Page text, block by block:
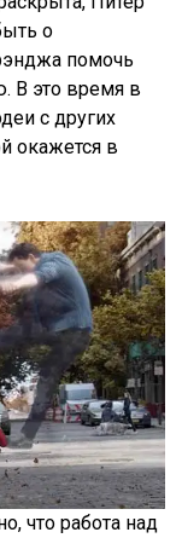
о
помочь
В это время в
с других
окажется в
что работа над